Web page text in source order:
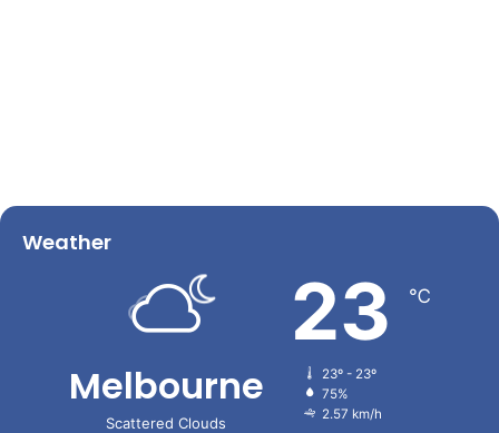
Weather
Melbourne
Scattered Clouds
23 ℃
23º - 23º
75%
2.57 km/h